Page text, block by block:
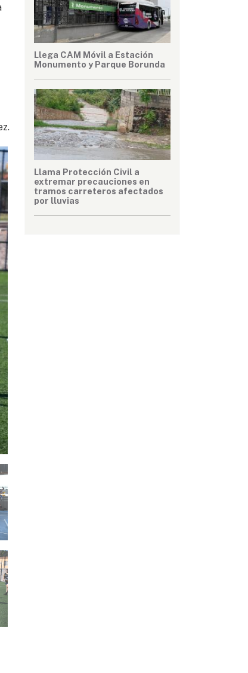
Llega CAM Móvil a Estación
Monumento y Parque Borunda
Llama Protección Civil a
extremar precauciones en
tramos carreteros afectados
por lluvias